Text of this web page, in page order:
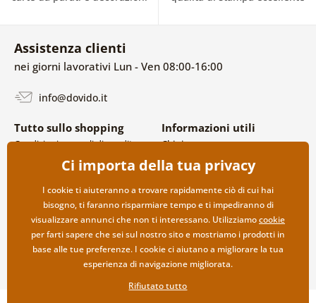
Assistenza clienti
nei giorni lavorativi Lun - Ven 08:00-16:00
info@dovido.it
Tutto sullo shopping
Condizioni generali di vendita e
Politica sulla privacy
Opzioni di spedizione e
pagamento
Reso della merce
Informazioni utili
Chi siamo
FAQ
Contatti
Collaborazione all’ingrosso
Ci importa della tua privacy
I cookie ti aiuteranno a trovare rapidamente ciò di cui hai
bisogno, ti faranno risparmiare tempo e ti impediranno di
visualizzare annunci che non ti interessano. Utilizziamocookie
per farti sapere che sei sul nostro sito e mostriamo i prodotti in
base alle tue preferenze. I cookie ci aiutano a migliorare la tua
esperienza di navigazione migliorata.
Rifiutato tutto